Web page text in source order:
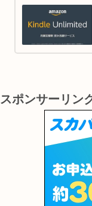
スポンサーリン